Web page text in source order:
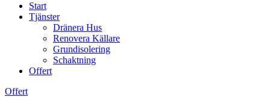
Start
Tjänster
Dränera Hus
Renovera Källare
Grundisolering
Schaktning
Offert
Offert